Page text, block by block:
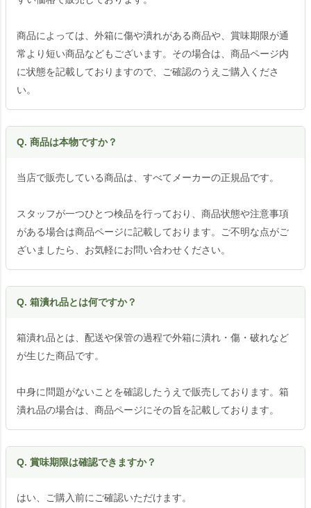
商品によっては、外箱に傷や潰れがある商品や、賞味期限が通
常より短い商品などもございます。その場合は、商品ページ内
に状態を記載しておりますので、ご確認のうえご購入くださ
い。
Q. 商品は本物ですか？
当店で販売している商品は、すべてメーカーの正規品です。
スタッフが一つひとつ検品を行っており、商品状態や注意事項
がある場合は商品ページに記載しております。ご不明な点がご
ざいましたら、お気軽にお問い合わせください。
Q. 箱潰れ品とは何ですか？
箱潰れ品とは、配送や保管の過程で外箱に潰れ・傷・破れなど
が生じた商品です。
中身に問題がないことを確認したうえで販売しております。箱
潰れ品の場合は、商品ページにその旨を記載しております。
Q. 賞味期限は確認できますか？
はい、ご購入前にご確認いただけます。